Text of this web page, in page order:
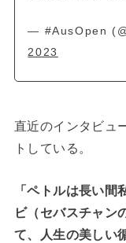
— #AusOpen
2023
直近のインタビュ
トしている。
「ペトルは長い
ビ（セバスチャン
て、人生の美しい